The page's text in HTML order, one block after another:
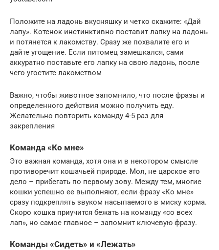
Положите на ладонь вкусняшку и четко скажите: «Дай
лапу». Котенок инстинктивно поставит лапку на ладонь
и потянется к лакомству. Сразу же похвалите его и
дайте угощение. Если питомец замешкался, сами
аккуратно поставьте его лапку на свою ладонь, после
чего угостите лакомством
Важно, чтобы животное запомнило, что после фразы и
определенного действия можно получить еду.
Желательно повторить команду 4-5 раз для
закрепления
Команда «Ко мне»
Это важная команда, хотя она и в некотором смысле
противоречит кошачьей природе. Мол, не царское это
дело – прибегать по первому зову. Между тем, многие
кошки успешно ее выполняют, если фразу «Ко мне»
сразу подкреплять звуком насыпаемого в миску корма.
Скоро кошка приучится бежать на команду «со всех
лап», но самое главное – запомнит ключевую фразу.
Команды «Сидеть» и «Лежать»